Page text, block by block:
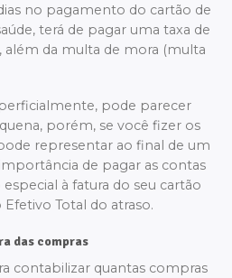
no pagamento do cartão de
terá de pagar uma taxa de
além da multa de mora (multa
pode parecer
porém, se você fizer os
representar ao final de um
de pagar as contas
à fatura do seu cartão
Total do atraso.
das compras
contabilizar quantas compras